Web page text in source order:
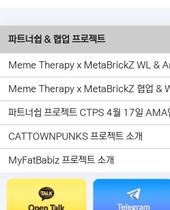
파트너쉽 & 협업 프로젝트
파트너쉽 프로젝트 CTPS 4월 17일 AMA
CATTOWNPUNKS 프로젝트 소개
MyFatBabiz 프로젝트 소개